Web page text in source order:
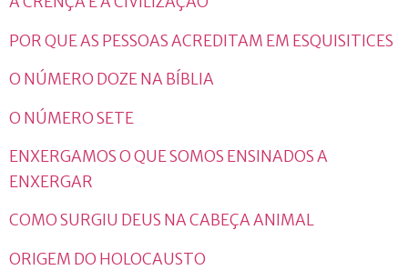
POR QUE AS PESSOAS ACREDITAM EM ESQUISITICES
O NÚMERO DOZE NA BÍBLIA
O NÚMERO SETE
ENXERGAMOS O QUE SOMOS ENSINADOS A
ENXERGAR
COMO SURGIU DEUS NA CABEÇA ANIMAL
ORIGEM DO HOLOCAUSTO